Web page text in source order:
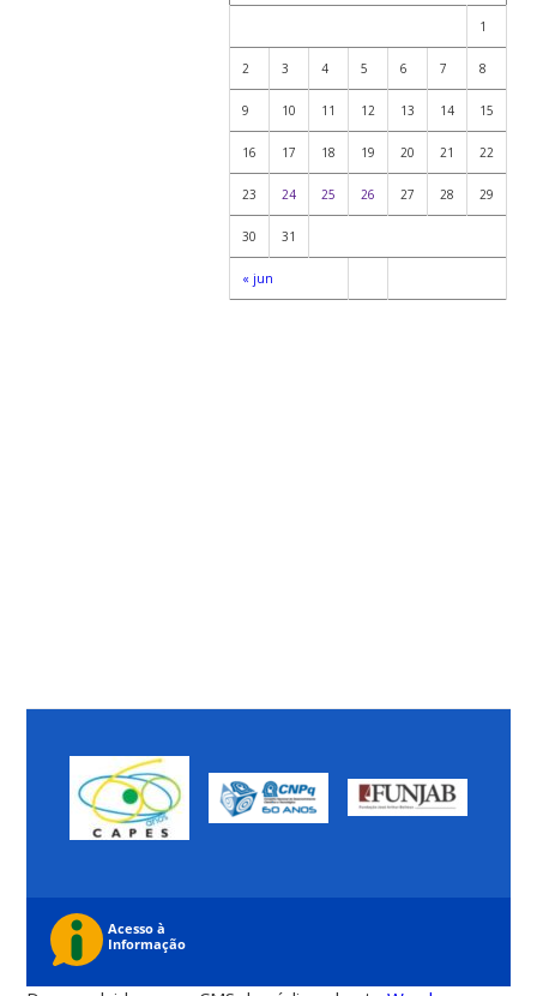
« jun
1
2 3 4 5 6 7 8
9 10 11 12 13 14 15
16 17 18 19 20 21 22
23 24 25 26 27 28 29
30 31